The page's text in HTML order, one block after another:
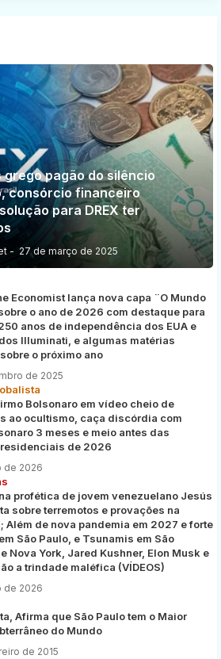
grego pagão do silêncio
consórcio financeiro
para DREX ter
27 de março de 2025
Economist lança nova capa ¨O Mundo
o ano de 2026 com destaque para
anos de independência dos EUA e
Illuminati, e algumas matérias
o próximo ano
de 2025
Bolsonaro em vídeo cheio de
ao ocultismo, caça discórdia com
3 meses e meio antes das
de 2026
de 2026
profética de jovem venezuelano Jesús
sobre terremotos e provações na
Além de nova pandemia em 2027 e forte
São Paulo, e Tsunamis em São
Nova York, Jared Kushner, Elon Musk e
a trindade maléfica (VÍDEOS)
de 2026
Afirma que São Paulo tem o Maior
do Mundo
de 2015